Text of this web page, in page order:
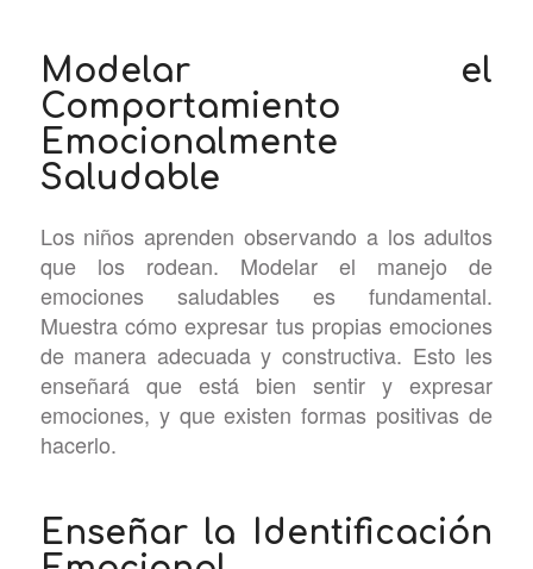
Modelar el
Comportamiento
Emocionalmente
Saludable
Los niños aprenden observando a los adultos
que los rodean. Modelar el manejo de
emociones saludables es fundamental.
Muestra cómo expresar tus propias emociones
de manera adecuada y constructiva. Esto les
enseñará que está bien sentir y expresar
emociones, y que existen formas positivas de
hacerlo.
Enseñar la Identificación